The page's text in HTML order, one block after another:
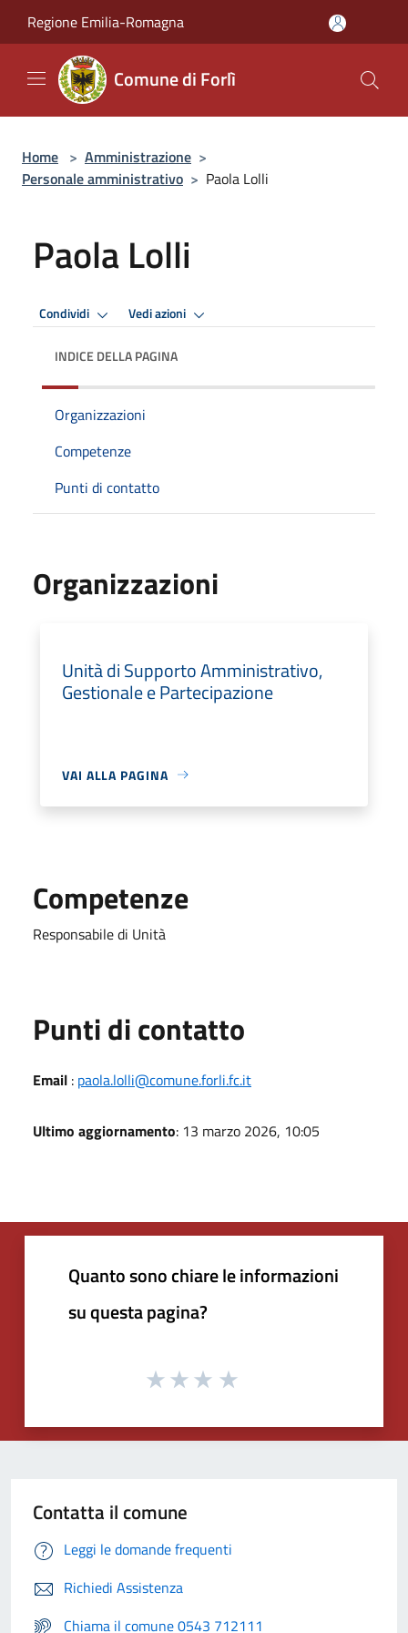
Regione Emilia-Romagna
Comune di Forlì
Home > Amministrazione >
Personale amministrativo > Paola Lolli
Paola Lolli
Condividi Vedi azioni
INDICE DELLA PAGINA
Organizzazioni
Competenze
Punti di contatto
Organizzazioni
Unità di Supporto Amministrativo,
Gestionale e Partecipazione
VAI ALLA PAGINA
Competenze
Responsabile di Unità
Punti di contatto
Email : paola.lolli@comune.forli.fc.it
Ultimo aggiornamento: 13 marzo 2026, 10:05
Quanto sono chiare le informazioni
su questa pagina?
Contatta il comune
Leggi le domande frequenti
Richiedi Assistenza
Chiama il comune 0543 712111